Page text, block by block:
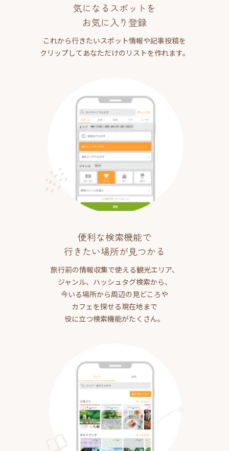
気になるスポットを
お気に入り登録
これから行きたいスポット情報や記事投稿を
クリップしてあなただけのリストを作れます。
便利な検索機能で
行きたい場所が見つかる
旅行前の情報収集で使える観光エリア、
ジャンル、ハッシュタグ検索から、
今いる場所から周辺の見どころや
カフェを探せる現在地まで
役に立つ検索機能がたくさん。